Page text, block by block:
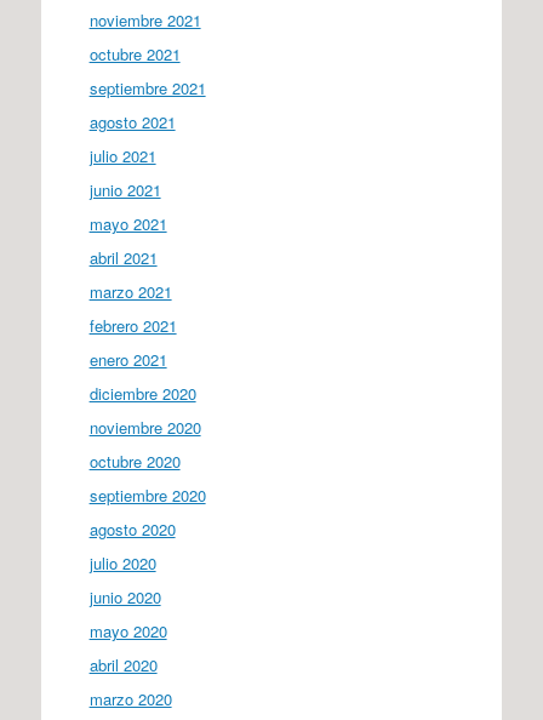
noviembre 2021
octubre 2021
septiembre 2021
agosto 2021
julio 2021
junio 2021
mayo 2021
abril 2021
marzo 2021
febrero 2021
enero 2021
diciembre 2020
noviembre 2020
octubre 2020
septiembre 2020
agosto 2020
julio 2020
junio 2020
mayo 2020
abril 2020
marzo 2020